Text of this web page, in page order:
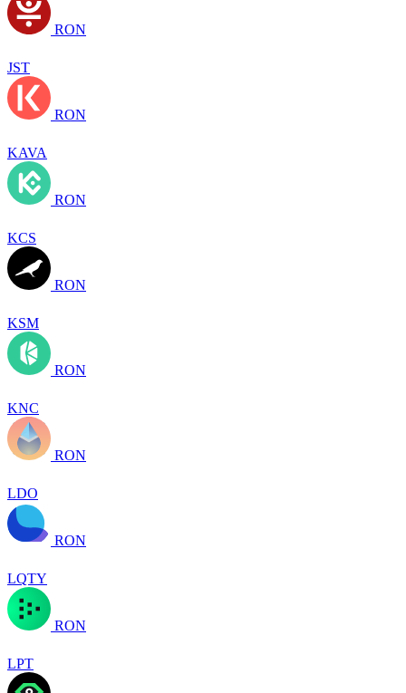
RON
JST
RON
KAVA
RON
KCS
RON
KSM
RON
KNC
RON
LDO
RON
LQTY
RON
LPT